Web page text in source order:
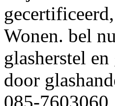
Wonen. bel
glasherstel
door